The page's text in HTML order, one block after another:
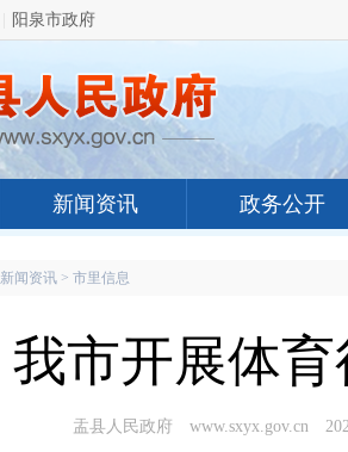
阳泉市政府
新闻资讯 政务公开
新闻资讯 > 市里信息
我市开展体
盂县人民政府 www.sxyx.gov.cn